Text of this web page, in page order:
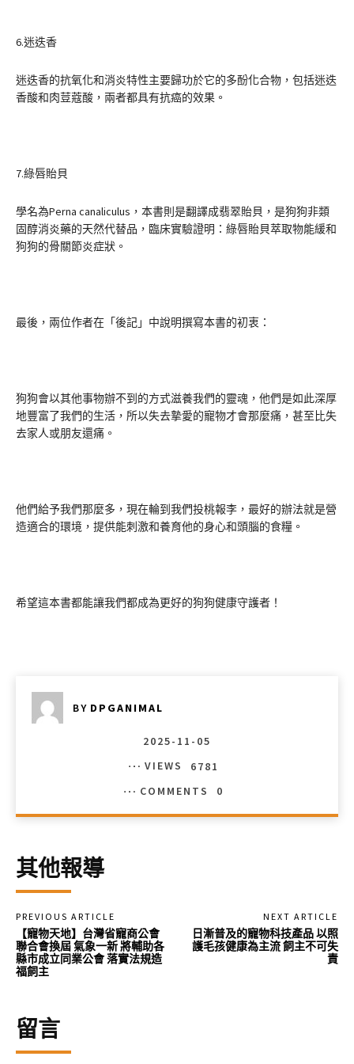
6.迷迭香
迷迭香的抗氧化和消炎特性主要歸功於它的多酚化合物，包括迷迭
香酸和肉荳蔻酸，兩者都具有抗癌的效果。
7.綠唇貽貝
學名為Perna canaliculus，本書則是翻譯成翡翠貽貝，是狗狗非類
固醇消炎藥的天然代替品，臨床實驗證明：綠唇貽貝萃取物能緩和
狗狗的骨關節炎症狀。
最後，兩位作者在「後記」中說明撰寫本書的初衷：
狗狗會以其他事物辦不到的方式滋養我們的靈魂，他們是如此深厚
地豐富了我們的生活，所以失去摯愛的寵物才會那麼痛，甚至比失
去家人或朋友還痛。
他們給予我們那麼多，現在輪到我們投桃報李，最好的辦法就是營
造適合的環境，提供能刺激和養育他的身心和頭腦的食糧。
希望這本書都能讓我們都成為更好的狗狗健康守護者！
BY DPGANIMAL
2025-11-05
VIEWS
6781
COMMENTS
0
其他報導
PREVIOUS ARTICLE
【寵物天地】台灣省寵商公會
聯合會換屆 氣象一新 將輔助各
縣市成立同業公會 落實法規造
福飼主
NEXT ARTICLE
日漸普及的寵物科技產品 以照
護毛孩健康為主流 飼主不可失
責
留言